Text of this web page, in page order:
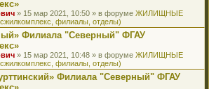
» 15 мар 2021, 10:50 » в форуме ЖИЛИЩНЫЕ
филиалы, отделы)
Филиала "Северный" ФГАУ
» 15 мар 2021, 10:48 » в форуме ЖИЛИЩНЫЕ
филиалы, отделы)
Филиала "Северный" ФГАУ